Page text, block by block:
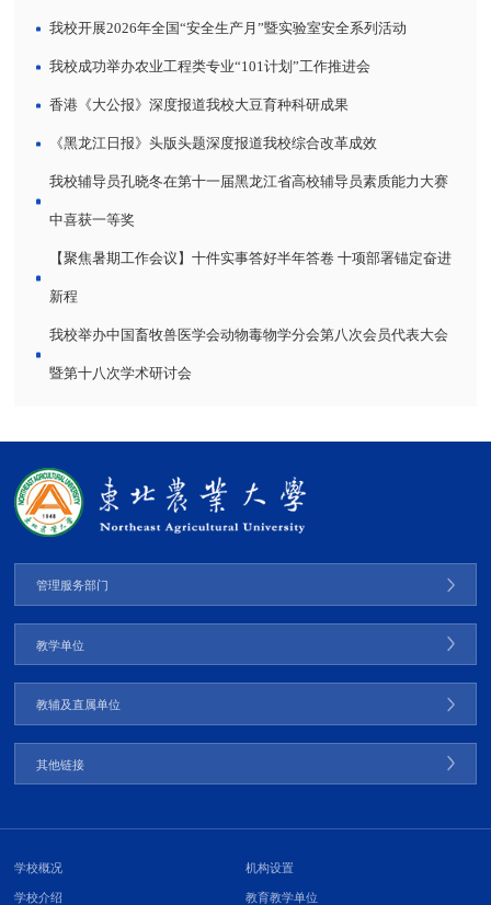
我校开展2026年全国“安全生产月”暨实验室安全系列活动
我校成功举办农业工程类专业“101计划”工作推进会
香港《大公报》深度报道我校大豆育种科研成果
《黑龙江日报》头版头题深度报道我校综合改革成效
我校辅导员孔晓冬在第十一届黑龙江省高校辅导员素质能力大赛
中喜获一等奖
【聚焦暑期工作会议】十件实事答好半年答卷 十项部署锚定奋进
新程
我校举办中国畜牧兽医学会动物毒物学分会第八次会员代表大会
暨第十八次学术研讨会
管理服务部门
教学单位
教辅及直属单位
其他链接
学校概况
学校介绍
机构设置
教育教学单位